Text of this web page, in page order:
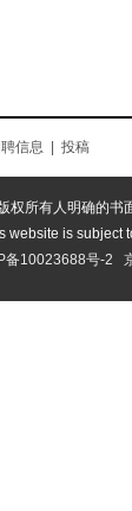
信息 投稿
权所有人明确的书
website is subject
备10023688号-2